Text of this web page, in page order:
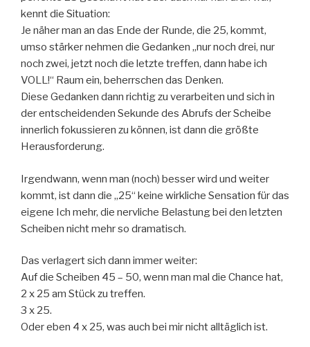
kennt die Situation:
Je näher man an das Ende der Runde, die 25, kommt,
umso stärker nehmen die Gedanken „nur noch drei, nur
noch zwei, jetzt noch die letzte treffen, dann habe ich
VOLL!“ Raum ein, beherrschen das Denken.
Diese Gedanken dann richtig zu verarbeiten und sich in
der entscheidenden Sekunde des Abrufs der Scheibe
innerlich fokussieren zu können, ist dann die größte
Herausforderung.
Irgendwann, wenn man (noch) besser wird und weiter
kommt, ist dann die „25“ keine wirkliche Sensation für das
eigene Ich mehr, die nervliche Belastung bei den letzten
Scheiben nicht mehr so dramatisch.
Das verlagert sich dann immer weiter:
Auf die Scheiben 45 – 50, wenn man mal die Chance hat,
2 x 25 am Stück zu treffen.
3 x 25.
Oder eben 4 x 25, was auch bei mir nicht alltäglich ist.